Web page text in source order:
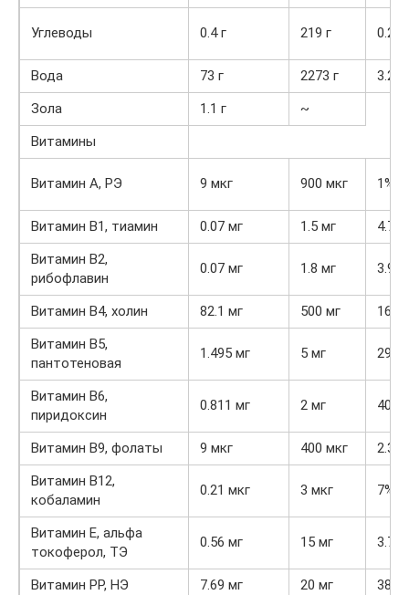
Углеводы 0.4 г 219 г 0.2%
Вода 73 г 2273 г
3.2%
Зола
1.1 г
~
Витамины
Витамин А, РЭ 9 мкг 900 мкг 1%
Витамин В1, тиамин 0.07 мг 1.5 мг
4.7%
Витамин В2,
рибофлавин
0.07 мг 1.8 мг 3.9%
Витамин В4, холин 82.1 мг 500 мг
Витамин В5,
пантотеновая
1.495 мг 5 мг
Витамин В6,
пиридоксин
0.811 мг 2 мг
Витамин В9, фолаты 9 мкг 400 мкг
2.3%
Витамин В12,
кобаламин
0.21 мкг 3 мкг 7%
Витамин Е, альфа
токоферол, ТЭ
0.56 мг 15 мг 3.7%
Витамин РР, НЭ 7.69 мг 20 мг